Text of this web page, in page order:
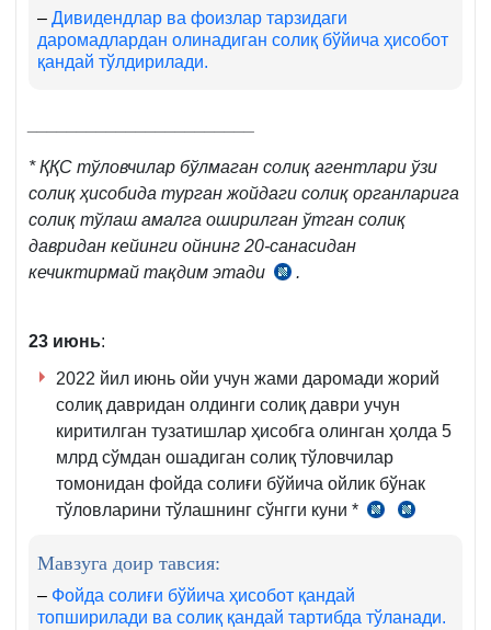
5-
6-
қ.
– Дивидендлар ва фоизлар тарзидаги
даромадлардан олинадиган солиқ бўйича ҳисобот
қандай тўлдирилади.
*ҚҚС тўловчилар бўлмаган солиқ агентлари ўзи
солиқ ҳисобида турган жойдаги солиқ органларига
солиқ тўлаш амалга оширилган ўтган солиқ
давридан кейинги ойнинг 20-санасидан
кечиктирмай тақдим этади
СК
қ.
.
23 июнь:
2022 йил июнь ойи учун жами даромади жорий
солиқ давридан олдинги солиқ даври учун
киритилган тузатишлар ҳисобга олинган ҳолда 5
млрд сўмдан ошадиган солиқ тўловчилар
томонидан фойда солиғи бўйича ойлик бўнак
тўловларини тўлашнинг сўнгги куни *
СК
қ.
8-
Мавзуга доир тавсия:
– Фойда солиғи бўйича ҳисобот қандай
топширилади ва солиқ қандай тартибда тўланади.